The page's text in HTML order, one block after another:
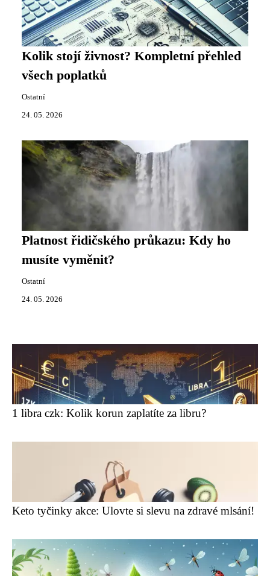
Kolik stojí živnost? Kompletní přehled
všech poplatků
Ostatní
24. 05. 2026
Platnost řidičského průkazu: Kdy ho
musíte vyměnit?
Ostatní
24. 05. 2026
1 libra czk: Kolik korun zaplatíte za libru?
Keto tyčinky akce: Ulovte si slevu na zdravé mlsání!